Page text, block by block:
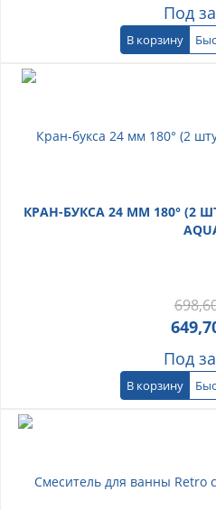
Под
В корзину
КРАН-БУКСА 24 ММ 180° (2
Под
В корзину